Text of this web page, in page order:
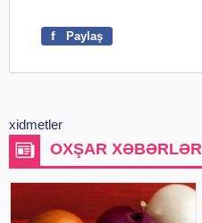
f Paylaş
xidmetler
OXŞAR XƏBƏRLƏR